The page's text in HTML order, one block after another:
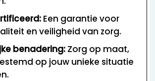
Een garantie voor
en veiligheid van zorg.
benadering: Zorg op maat,
op jouw unieke situatie